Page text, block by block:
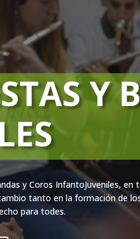
Y
y Coros InfantoJuveniles,
tanto en la formación de
para todes.